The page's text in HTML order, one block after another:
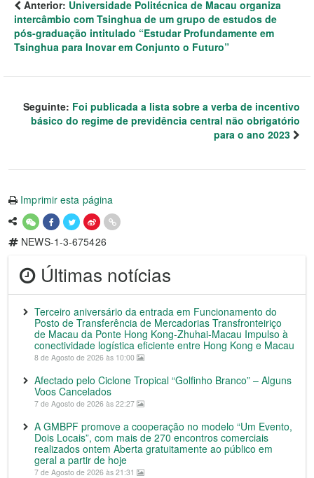
Anterior: Universidade Politécnica de Macau organiza
intercâmbio com Tsinghua de um grupo de estudos de
pós-graduação intitulado “Estudar Profundamente em
Tsinghua para Inovar em Conjunto o Futuro”
Seguinte: Foi publicada a lista sobre a verba de incentivo
básico do regime de previdência central não obrigatório
para o ano 2023
Imprimir esta página
NEWS-1-3-675426
Últimas notícias
Terceiro aniversário da entrada em Funcionamento do
Posto de Transferência de Mercadorias Transfronteiriço
de Macau da Ponte Hong Kong-Zhuhai-Macau Impulso à
conectividade logística eficiente entre Hong Kong e Macau
8 de Agosto de 2026 às 10:00
Afectado pelo Ciclone Tropical “Golfinho Branco” – Alguns
Voos Cancelados
7 de Agosto de 2026 às 22:27
A GMBPF promove a cooperação no modelo “Um Evento,
Dois Locais”, com mais de 270 encontros comerciais
realizados ontem Aberta gratuitamente ao público em
geral a partir de hoje
7 de Agosto de 2026 às 21:31